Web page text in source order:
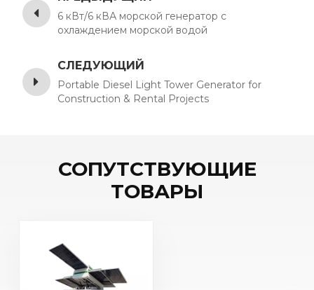
6 кВт/6 кВА морской генератор с
охлаждением морской водой
СЛЕДУЮЩИЙ
Portable Diesel Light Tower Generator for
Construction & Rental Projects
СОПУТСТВУЮЩИЕ
ТОВАРЫ